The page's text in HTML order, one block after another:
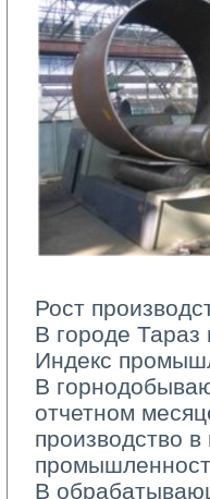
Рост
В городе Тараз
Индекс
В
отчетном
производство
В